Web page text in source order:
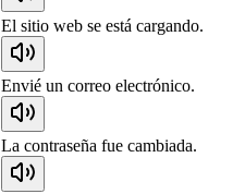
El sitio web se está cargando.
Envié un correo electrónico.
La contraseña fue cambiada.